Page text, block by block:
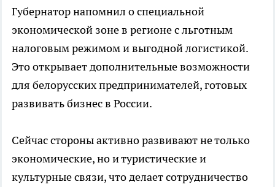
Губернатор напомнил о специальной
экономической зоне в регионе с льготным
налоговым режимом и выгодной логистикой.
Это открывает дополнительные возможности
для белорусских предпринимателей, готовых
развивать бизнес в России.
Сейчас стороны активно развивают не только
экономические, но и туристические и
культурные связи, что делает сотрудничество